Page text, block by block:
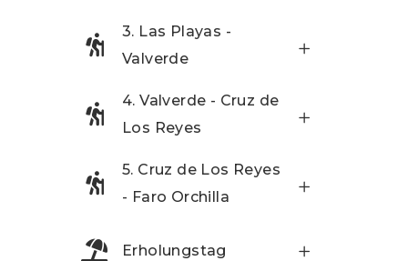
3. Las Playas -
Valverde
4. Valverde - Cruz de
Los Reyes
5. Cruz de Los Reyes
- Faro Orchilla
Erholungstag